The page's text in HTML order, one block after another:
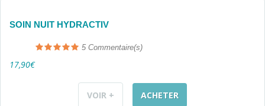
SOIN NUIT HYDRACTIV
5 Commentaire(s)
17,90€
VOIR + ACHETER